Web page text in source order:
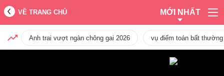
VỀ TRANG CHỦ MỚI NHẤT
Anh trai vượt ngàn chông gai 2026 vụ điểm toán bất